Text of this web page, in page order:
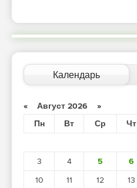
Календарь
« Август 2026 »
Пн
Вт Ср Чт
3
4 5 6
10
11 12 13